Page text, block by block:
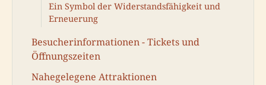
Ein Symbol der Widerstandsfähigkeit und
Erneuerung
Besucherinformationen - Tickets und
Öffnungszeiten
Nahegelegene Attraktionen